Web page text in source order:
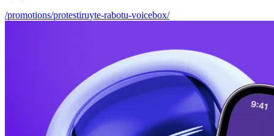
/promotions/protestiruyte-rabotu-voicebox/